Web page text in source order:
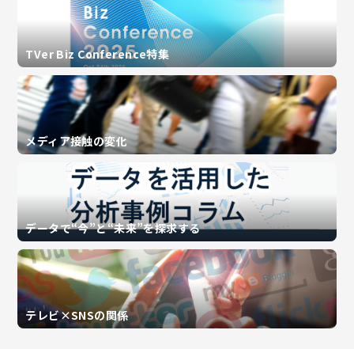
TVer Biz Conference特集
メディア接触の変化
データで“今”と“未来”を探求する
テレビ×SNSの関係